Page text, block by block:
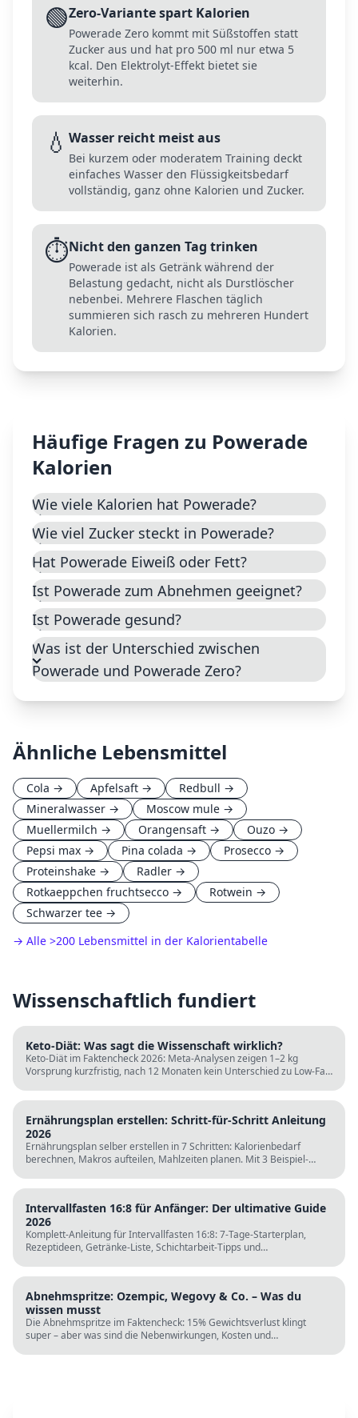
🟢Zero-Variante spart Kalorien
Powerade Zero kommt mit Süßstoffen statt
Zucker aus und hat pro 500 ml nur etwa 5
kcal. Den Elektrolyt-Effekt bietet sie
weiterhin.
💧 Wasser reicht meist aus
Bei kurzem oder moderatem Training deckt
einfaches Wasser den Flüssigkeitsbedarf
vollständig, ganz ohne Kalorien und Zucker.
⏱️Nicht den ganzen Tag trinken
Powerade ist als Getränk während der
Belastung gedacht, nicht als Durstlöscher
nebenbei. Mehrere Flaschen täglich
summieren sich rasch zu mehreren Hundert
Kalorien.
Häufige Fragen zu Powerade
Kalorien
Wie viele Kalorien hat Powerade?
Wie viel Zucker steckt in Powerade?
Hat Powerade Eiweiß oder Fett?
Ist Powerade zum Abnehmen geeignet?
Ist Powerade gesund?
Was ist der Unterschied zwischen
Powerade und Powerade Zero?
Ähnliche Lebensmittel
Cola → Apfelsaft → Redbull →
Mineralwasser → Moscow mule →
Muellermilch → Orangensaft → Ouzo →
Pepsi max → Pina colada → Prosecco →
Proteinshake → Radler →
Rotkaeppchen fruchtsecco → Rotwein →
Schwarzer tee →
→ Alle >200 Lebensmittel in der Kalorientabelle
Wissenschaftlich fundiert
Keto-Diät: Was sagt die Wissenschaft wirklich?
Keto-Diät im Faktencheck 2026: Meta-Analysen zeigen 1–2 kg
Vorsprung kurzfristig, nach 12 Monaten kein Unterschied zu Low-Fat.
Ernährungsplan erstellen: Schritt-für-Schritt Anleitung
2026
Ernährungsplan selber erstellen in 7 Schritten: Kalorienbedarf
berechnen, Makros aufteilen, Mahlzeiten planen. Mit 3 Beispiel-
Intervallfasten 16:8 für Anfänger: Der ultimative Guide
2026
Komplett-Anleitung für Intervallfasten 16:8: 7-Tage-Starterplan,
Rezeptideen, Getränke-Liste, Schichtarbeit-Tipps und
Abnehmspritze: Ozempic, Wegovy & Co. – Was du
wissen musst
Die Abnehmspritze im Faktencheck: 15% Gewichtsverlust klingt
super – aber was sind die Nebenwirkungen, Kosten und